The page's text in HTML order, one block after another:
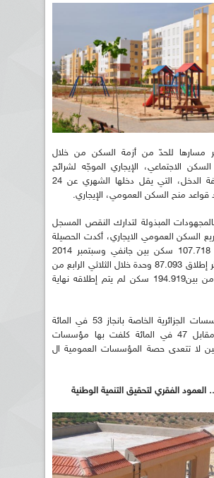
مسارها للحدّ من أزمة السكن من خلال
الاجتماعي، الإيجاري الموجّه لشرائح
المجتمع ضعيفة الدخل، التي يقل دخلها الشهري عن 24
قواعد منح السكن العمومي، الإيجاري.
المبذولة لتدارك النقص المسجل
السكن العمومي الايجاري، أكدت الحصيلة
أنه تم إطلاق 107.718 سكن بين جانفي وسبتمبر 2014
في حين ينتظر إطلاق 87.093 وحدة خلال الثلاثي الرابع من
السنة الجارية من بين194.919 سكن لم يتم إطلاقه نهاية
وتكفلت المؤسسات الجزائرية الخاصة بانجاز 53 في المائة
من البرنامج مقابل 47 في المائة كلفت بها مؤسسات
لا تتعدى حصة المؤسسات العمومية ال
العمود الفقري لتحقيق التنمية الوطنية